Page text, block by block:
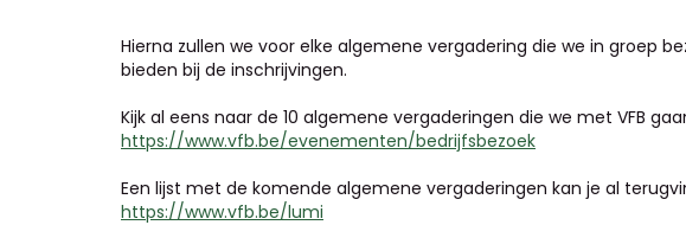
Hierna zullen we voor elke algemene vergadering die we in groep
bieden bij de inschrijvingen.
Kijk al eens naar de 10 algemene vergaderingen die we met VFB
https://www.vfb.be/evenementen/bedrijfsbezoek
Een lijst met de komende algemene vergaderingen kan je al
https://www.vfb.be/lumi